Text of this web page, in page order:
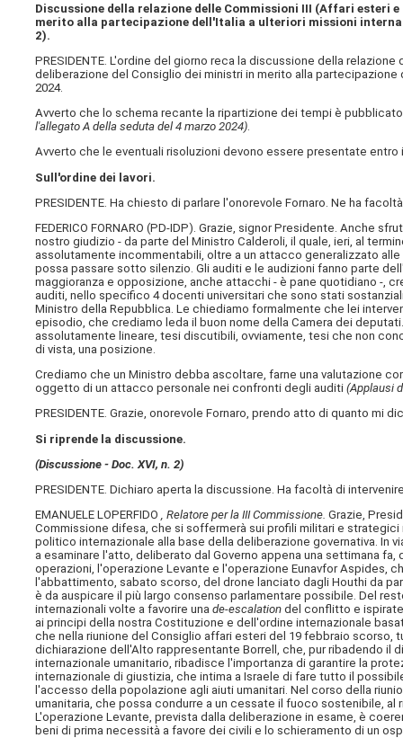
Discussione della relazione delle Commissioni III (Affari esteri
merito alla partecipazione dell'Italia a ulteriori missioni
2).
PRESIDENTE. L'ordine del giorno reca la discussione della
deliberazione del Consiglio dei ministri in merito alla
2024.
Avverto che lo schema recante la ripartizione dei tempi è
l'allegato A della seduta del 4 marzo 2024).
Avverto che le eventuali risoluzioni devono essere presentate
Sull'ordine dei lavori.
PRESIDENTE. Ha chiesto di parlare l'onorevole Fornaro. Ne ha
FEDERICO FORNARO (PD-IDP). Grazie, signor Presidente. Anche
nostro giudizio - da parte del Ministro Calderoli, il quale, ieri, al
assolutamente incommentabili, oltre a un attacco generalizzato
possa passare sotto silenzio. Gli auditi e le audizioni fanno parte
maggioranza e opposizione, anche attacchi - è pane quotidiano -,
auditi, nello specifico 4 docenti universitari che sono stati
Ministro della Repubblica. Le chiediamo formalmente che lei
episodio, che crediamo leda il buon nome della Camera dei
assolutamente lineare, tesi discutibili, ovviamente, tesi che non
di vista, una posizione.
Crediamo che un Ministro debba ascoltare, farne una valutazione
oggetto di un attacco personale nei confronti degli auditi(Applausi
PRESIDENTE. Grazie, onorevole Fornaro, prendo atto di quanto mi
Si riprende la discussione.
(Discussione - Doc. XVI, n. 2)
PRESIDENTE. Dichiaro aperta la discussione. Ha facoltà di
EMANUELE LOPERFIDO, Relatore per la III Commissione.Grazie,
Commissione difesa, che si soffermerà sui profili militari e
politico internazionale alla base della deliberazione governativa. In
a esaminare l'atto, deliberato dal Governo appena una settimana
operazioni, l'operazione Levante e l'operazione Eunavfor Aspides,
l'abbattimento, sabato scorso, del drone lanciato dagli Houthi da
è da auspicare il più largo consenso parlamentare possibile. Del
internazionali volte a favorire unade-escalationdel conflitto e
ai principi della nostra Costituzione e dell'ordine internazionale
che nella riunione del Consiglio affari esteri del 19 febbraio
dichiarazione dell'Alto rappresentante Borrell, che, pur ribadendo
internazionale umanitario, ribadisce l'importanza di garantire la
internazionale di giustizia, che intima a Israele di fare tutto il
l'accesso della popolazione agli aiuti umanitari. Nel corso della
umanitaria, che possa condurre a un cessate il fuoco sostenibile,
L'operazione Levante, prevista dalla deliberazione in esame, è
beni di prima necessità a favore dei civili e lo schieramento di un